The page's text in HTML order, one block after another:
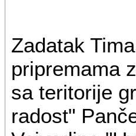
Zadatak
pripremama
sa teritorije
radost"